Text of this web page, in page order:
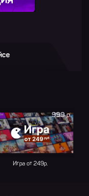
999 р.
Игра от 249р.